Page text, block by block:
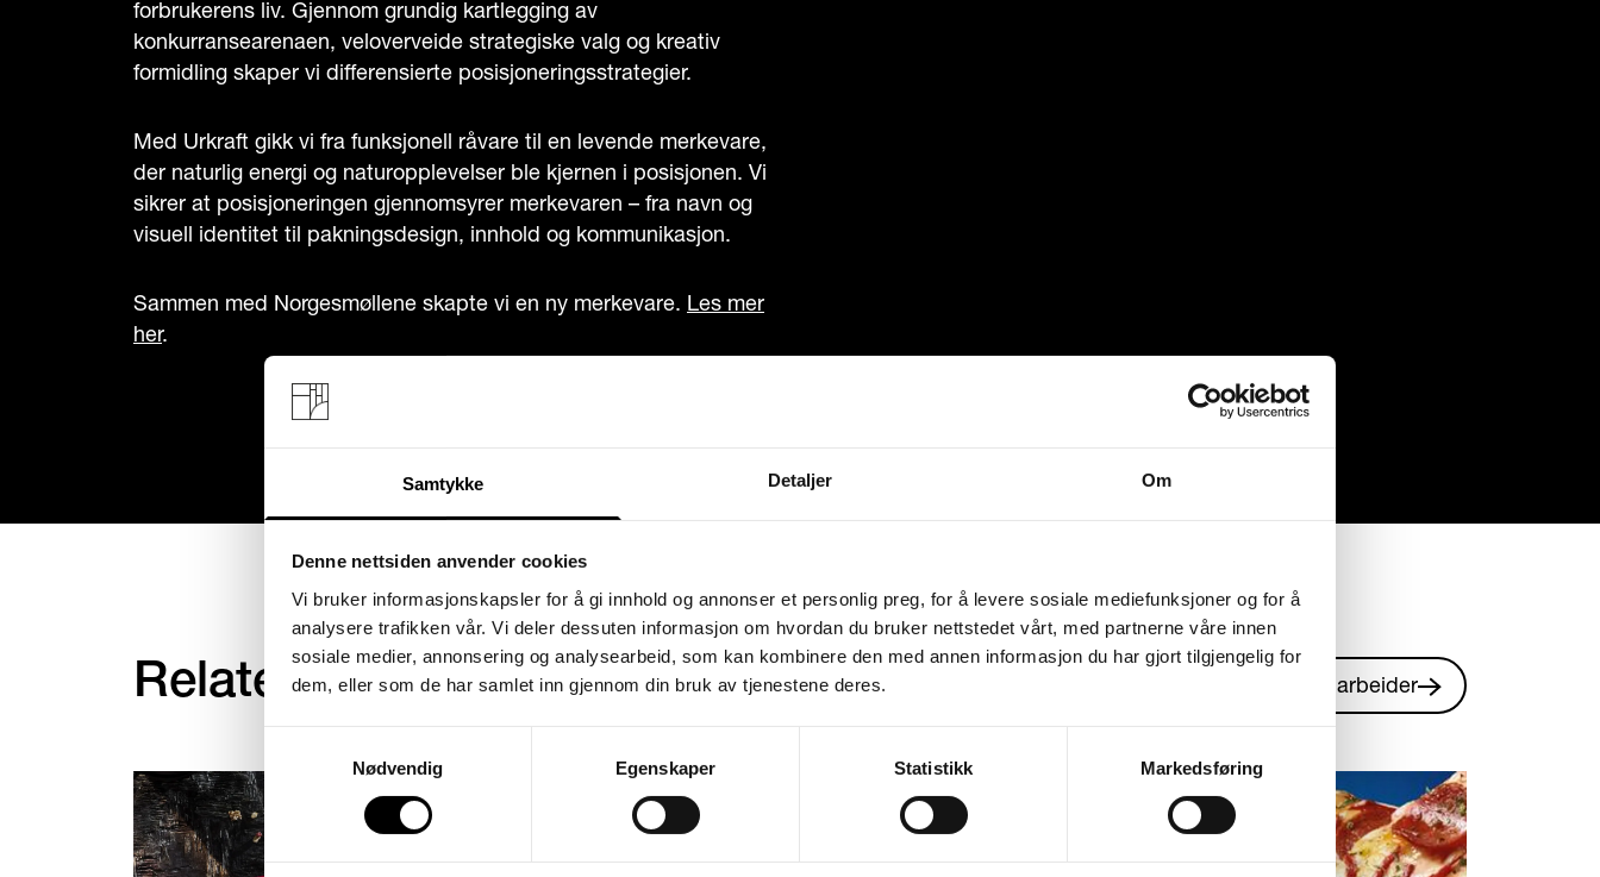
Samtykke Detaljer Om
Denne nettsiden anvender cookies
Vi bruker informasjonskapsler for å gi innhold og annonser et personlig preg, for å levere sosiale mediefunksjoner og for å
analysere trafikken vår. Vi deler dessuten informasjon om hvordan du bruker nettstedet vårt, med partnerne våre innen
sosiale medier, annonsering og analysearbeid, som kan kombinere den med annen informasjon du har gjort tilgjengelig for
dem, eller som de har samlet inn gjennom din bruk av tjenestene deres.
Nødvendig
Egenskaper Statistikk Markedsføring
forbrukerens liv. Gjennom grundig kartlegging av
konkurransearenaen, veloverveide strategiske valg og kreativ
formidling skaper vi differensierte posisjoneringsstrategier.
Med Urkraft gikk vi fra funksjonell råvare til en levende merkevare,
der naturlig energi og naturopplevelser ble kjernen i posisjonen. Vi
sikrer at posisjoneringen gjennomsyrer merkevaren – fra navn og
visuell identitet til pakningsdesign, innhold og kommunikasjon.
Sammen med Norgesmøllene skapte vi en ny merkevare. Les mer
her.
Relaterte arbeider Se alle våre arbeider